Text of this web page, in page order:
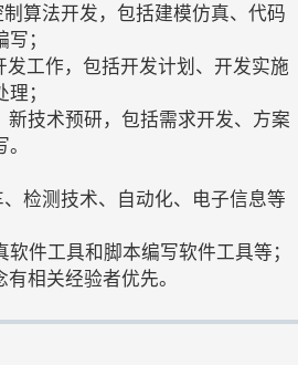
算法开发，包括建模仿真、代码
；
工作，包括开发计划、开发实施
；
技术预研，包括需求开发、方案
检测技术、自动化、电子信息等
件工具和脚本编写软件工具等；
相关经验者优先。